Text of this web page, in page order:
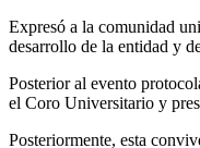
Expresó a la comunidad
desarrollo de la entidad y
Posterior al evento
el Coro Universitario y
Posteriormente, esta